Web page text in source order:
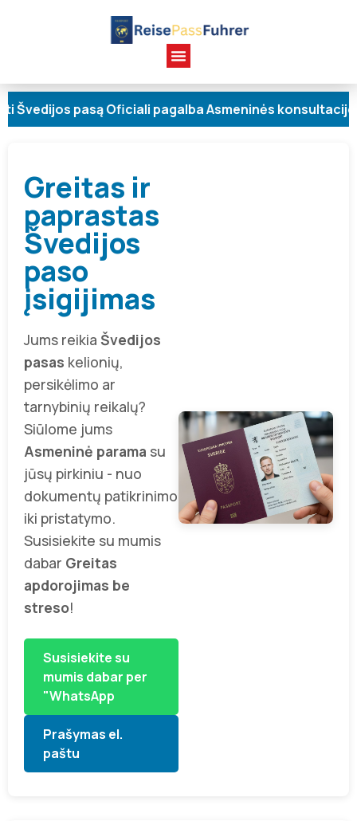
pasą Oficiali pagalba Asmeninės konsultacijos
Greitas ir
paprastas
Švedijos
paso
įsigijimas
Jums reikia Švedijos
pasas kelionių,
persikėlimo ar
tarnybinių reikalų?
Siūlome jums
Asmeninė parama su
jūsų pirkiniu - nuo
dokumentų patikrinimo
iki pristatymo.
Susisiekite su mumis
dabar Greitas
apdorojimas be
streso!
Susisiekite su
mumis dabar per
"WhatsApp
Prašymas el.
paštu